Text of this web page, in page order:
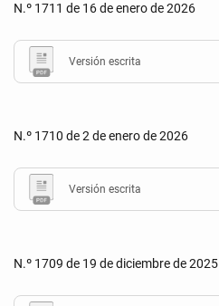
N.º 1711 de 16 de enero de 2026
Versión escrita
N.º 1710 de 2 de enero de 2026
Versión escrita
N.º 1709 de 19 de diciembre de 2025